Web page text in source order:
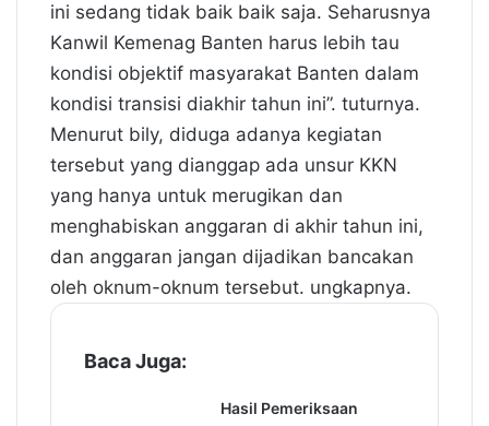
ini sedang tidak baik baik saja. Seharusnya
Kanwil Kemenag Banten harus lebih tau
kondisi objektif masyarakat Banten dalam
kondisi transisi diakhir tahun ini”. tuturnya.
Menurut bily, diduga adanya kegiatan
tersebut yang dianggap ada unsur KKN
yang hanya untuk merugikan dan
menghabiskan anggaran di akhir tahun ini,
dan anggaran jangan dijadikan bancakan
oleh oknum-oknum tersebut. ungkapnya.
Baca Juga:
Hasil Pemeriksaan